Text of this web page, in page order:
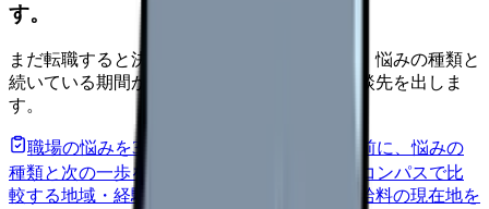
す。
まだ転職すると決めていなくても大丈夫です。悩みの種類と
続いている期間から、次に見るべき記事と相談先を出しま
す。
職場の悩みを30秒で診断
辞めるべきか迷う前に、悩みの
種類と次の一歩を整理します。
給料コンパスで比
較する地域・経験年数・施設形態から、今の給料の現在地を